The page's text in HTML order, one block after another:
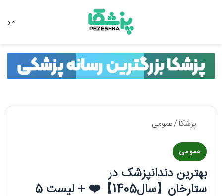
منو
پزشکا/عمومی
عمومی
بهترین دندانپزشک در
ستارخان【سال1405】❤️ + لیست 5